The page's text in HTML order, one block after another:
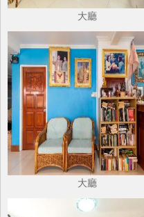
大廳
大廳